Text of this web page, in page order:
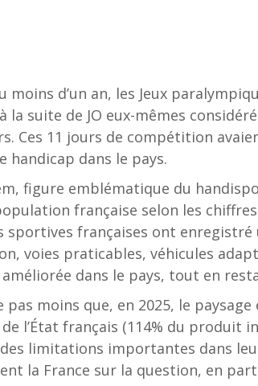
moins d’un an, les Jeux
la suite de JO eux-mêmes
Ces 11 jours de compétition
handicap dans le pays.
figure emblématique du
française selon les
françaises ont enregistré
voies praticables, véhicules
dans le pays, tout en
pas moins que, en 2025, le
l’État français (114% du
limitations importantes dans
la France sur la question, en